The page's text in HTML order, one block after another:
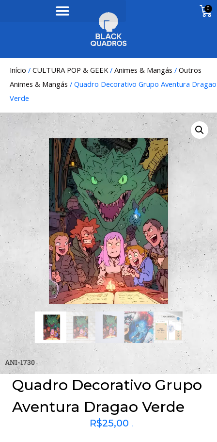
0
Início / CULTURA POP & GEEK/ Animes & Mangás / Outros
Animes & Mangás / Quadro Decorativo Grupo Aventura Dragao
Verde
ANI-1730
Quadro Decorativo Grupo
Aventura Dragao Verde
R$25,00 .